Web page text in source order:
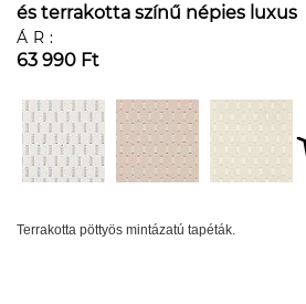
és terrakotta színű népies luxus
dekor tapéta
ÁR:
63 990 Ft
Terrakotta pöttyös mintázatú tapéták.